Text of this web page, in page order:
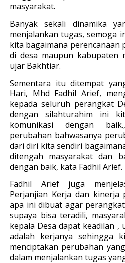
masyarakat.
Banyak sekali dinamika
menjalankan tugas, semoga
kita bagaimana perencanaan
di desa maupun kabupaten
ujar Bakhtiar.
Sementara itu ditempat
Hari, Mhd Fadhil Arief,
kepada seluruh perangkat
dengan silahturahim ini
komunikasi dengan
perubahan bahwasanya
dari diri kita sendiri
ditengah masyarakat dan
dengan baik, kata Fadhil Arief.
Fadhil Arief juga
Perjanjian Kerja dan kinerja
apa ini dibuat agar
supaya bisa teradili,
kepala Desa dapat keadilan ,
adalah kerjanya sehingga
menciptakan perubahan
dalam menjalankan tugas